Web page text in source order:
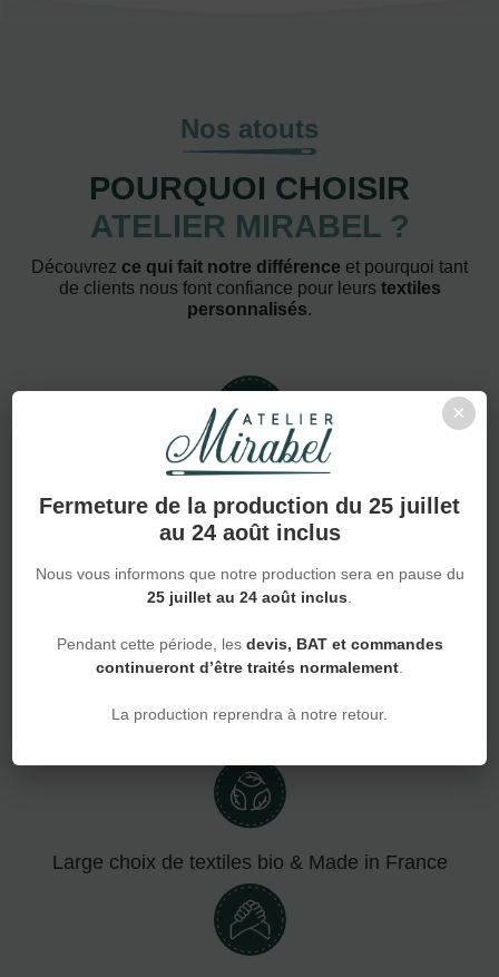
×
Fermeture de la production du 25 juillet
au 24 août inclus
Nous vous informons que notre production sera en pause du
25 juillet au 24 août inclus
Pendant cette période, les devis, BAT et commandes
continueront d’être traités normalement
La production reprendra à notre retour.
Nos atouts
POURQUOI CHOISIR
ATELIER MIRABEL ?
Découvrez ce qui fait notre différence et pourquoi tant
de clients nous font confiance pour leurs textiles
personnalisés.
De la pièce unique à la grande série
Devis en 24h rapidité et réactivité
Large choix de textiles bio & Made in France